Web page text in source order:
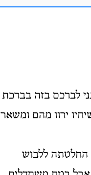
לברכם בזה בברכת
ירוו מהם ומשאר
החלטתה ללבוש